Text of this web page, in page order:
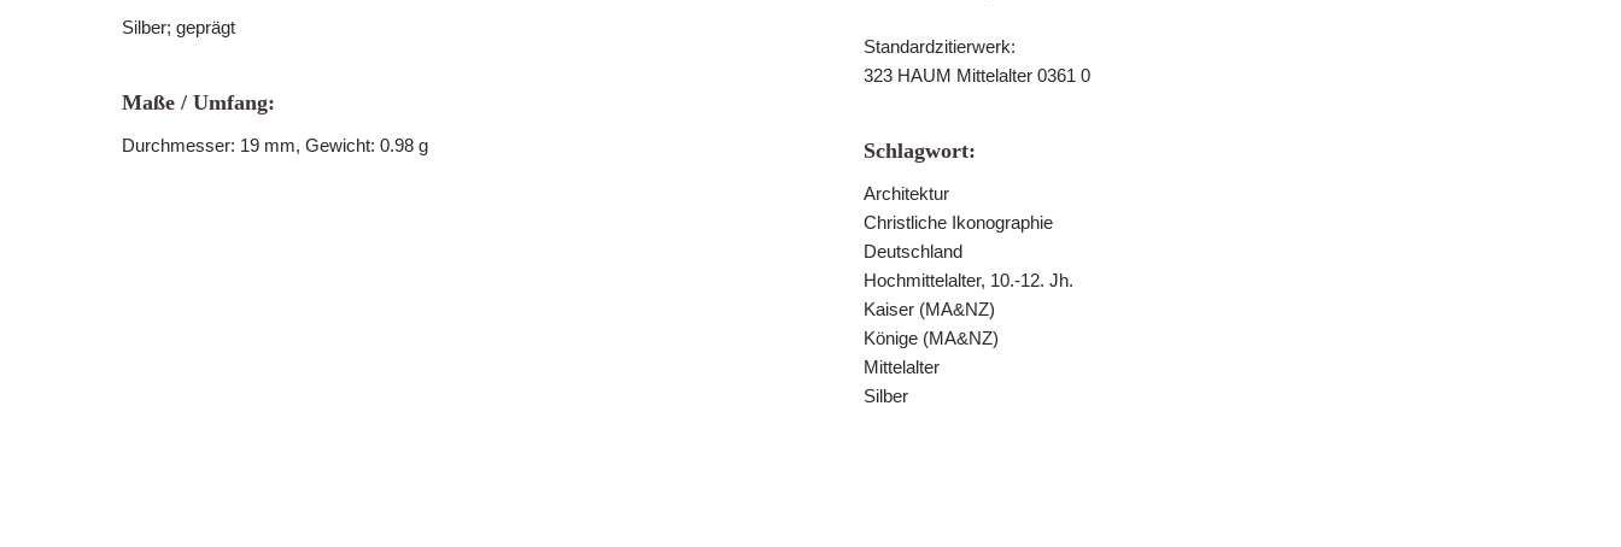
Silber; geprägt
Maße / Umfang:
Durchmesser: 19 mm, Gewicht: 0.98 g
Standardzitierwerk:
323 HAUM Mittelalter 0361 0
Schlagwort:
Architektur
Christliche Ikonographie
Deutschland
Hochmittelalter, 10.-12. Jh.
Kaiser (MA&NZ)
Könige (MA&NZ)
Mittelalter
Silber